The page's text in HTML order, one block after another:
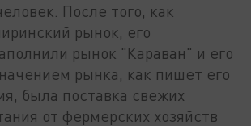
После того, как
рынок, его
рынок "Караван" и его
рынка, как пишет его
была поставка свежих
от фермерских хозяйств